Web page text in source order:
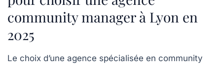
community manager à Lyon en
2025
Le choix d’une agence spécialisée en community